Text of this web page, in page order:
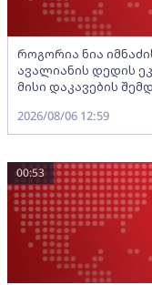
როგორია ნია
ავალიანის დედის
მისი დაკავების
2026/08/06 12:59
00:53